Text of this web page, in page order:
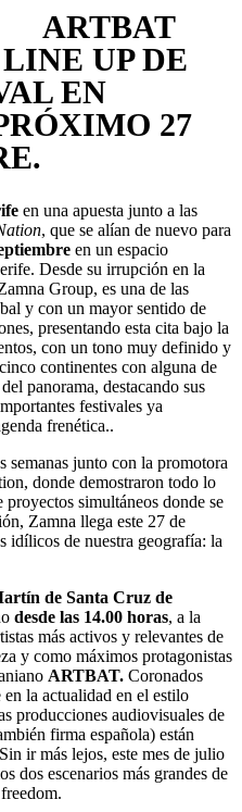
ARTBAT
UP DE
EN
27
en una apuesta junto a las
, que se alían de nuevo para
en un espacio
Desde su irrupción en la
Group, es una de las
y con un mayor sentido de
presentando esta cita bajo la
con un tono muy definido y
continentes con alguna de
panorama, destacando sus
festivales ya
frenética..
semanas junto con la promotora
donde demostraron todo lo
simultáneos donde se
Zamna llega este 27 de
idílicos de nuestra geografía: la
de Santa Cruz de
desde las 14.00 horas, a la
más activos y relevantes de
y como máximos protagonistas
ARTBAT. Coronados
la actualidad en el estilo
producciones audiovisuales de
firma española) están
ir más lejos, este mes de julio
dos escenarios más grandes de